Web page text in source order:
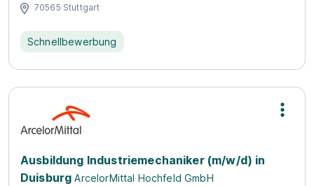
70565 Stuttgart
Schnellbewerbung
Ausbildung Industriemechaniker (m/w/d) in
Duisburg ArcelorMittal Hochfeld GmbH